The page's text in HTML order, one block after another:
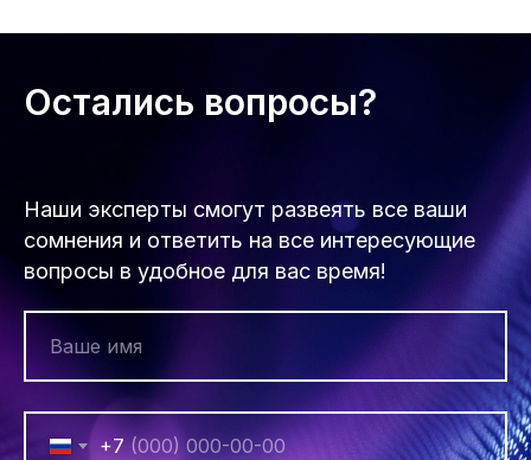
Остались вопросы?
Наши эксперты смогут развеять все ваши
сомнения и ответить на все интересующие
вопросы в удобное для вас время!
+7